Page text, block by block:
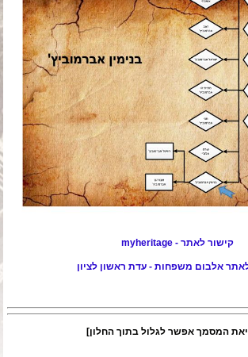
קישור לאתר - myheritage
אלבום משפחות - עדת ראשון לציון
המסמך אפשר לגלול בתוך החלון]